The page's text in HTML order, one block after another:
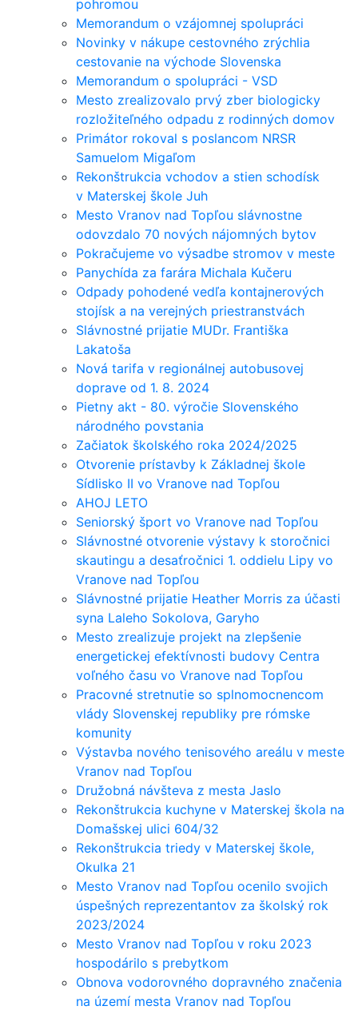
pohromou
Memorandum o vzájomnej spolupráci
Novinky v nákupe cestovného zrýchlia
cestovanie na východe Slovenska
Memorandum o spolupráci - VSD
Mesto zrealizovalo prvý zber biologicky
rozložiteľného odpadu z rodinných domov
Primátor rokoval s poslancom NRSR
Samuelom Migaľom
Rekonštrukcia vchodov a stien schodísk
v Materskej škole Juh
Mesto Vranov nad Topľou slávnostne
odovzdalo 70 nových nájomných bytov
Pokračujeme vo výsadbe stromov v meste
Panychída za farára Michala Kučeru
Odpady pohodené vedľa kontajnerových
stojísk a na verejných priestranstvách
Slávnostné prijatie MUDr. Františka
Lakatoša
Nová tarifa v regionálnej autobusovej
doprave od 1. 8. 2024
Pietny akt - 80. výročie Slovenského
národného povstania
Začiatok školského roka 2024/2025
Otvorenie prístavby k Základnej škole
Sídlisko II vo Vranove nad Topľou
AHOJ LETO
Seniorský šport vo Vranove nad Topľou
Slávnostné otvorenie výstavy k storočnici
skautingu a desaťročnici 1. oddielu Lipy vo
Vranove nad Topľou
Slávnostné prijatie Heather Morris za účasti
syna Laleho Sokolova, Garyho
Mesto zrealizuje projekt na zlepšenie
energetickej efektívnosti budovy Centra
voľného času vo Vranove nad Topľou
Pracovné stretnutie so splnomocnencom
vlády Slovenskej republiky pre rómske
komunity
Výstavba nového tenisového areálu v meste
Vranov nad Topľou
Družobná návšteva z mesta Jaslo
Rekonštrukcia kuchyne v Materskej škola na
Domašskej ulici 604/32
Rekonštrukcia triedy v Materskej škole,
Okulka 21
Mesto Vranov nad Topľou ocenilo svojich
úspešných reprezentantov za školský rok
2023/2024
Mesto Vranov nad Topľou v roku 2023
hospodárilo s prebytkom
Obnova vodorovného dopravného značenia
na území mesta Vranov nad Topľou